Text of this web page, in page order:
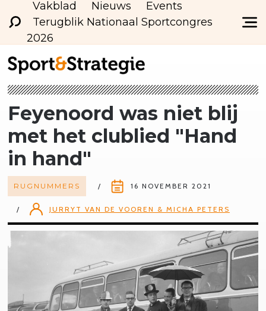
Vakblad Nieuws
Events
Terugblik Nationaal Sportcongres
2026
Feyenoord was niet blij
met het clublied "Hand
in hand"
RUGNUMMERS 16 NOVEMBER 2021
JURRYT VAN DE VOOREN & MICHA PETERS